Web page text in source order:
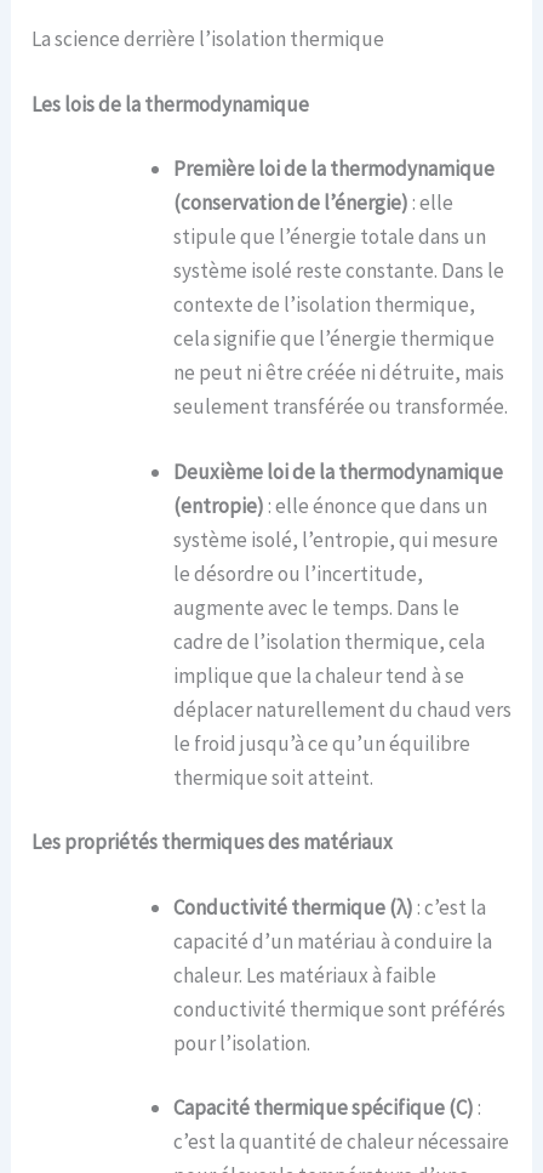
La science derrière l’isolation thermique
Les lois de lathermodynamique
Première loi de la thermodynamique
(conservation de l’énergie): elle
stipule que l’énergie totale dans un
système isolé reste constante. Dans le
contexte de l’isolation thermique,
cela signifie que l’énergie thermique
ne peut ni être créée ni détruite, mais
seulement transférée ou transformée.
Deuxième loi de la thermodynamique
(entropie): elle énonce que dans un
système isolé, l’entropie, qui mesure
le désordre ou l’incertitude,
augmente avec le temps. Dans le
cadre de l’isolation thermique, cela
implique que la chaleur tend à se
déplacer naturellement du chaud vers
le froid jusqu’à ce qu’un équilibre
thermique soit atteint.
Les propriétésthermiques desmatériaux
Conductivité thermique (λ): c’est la
capacité d’un matériau à conduire la
chaleur. Les matériaux à faible
conductivité thermique sont préférés
pour l’isolation.
Capacité thermique spécifique (C):
c’est la quantité de chaleur nécessaire